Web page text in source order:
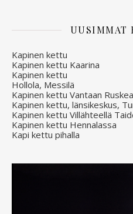
UUSIMMAT
Kapinen kettu
Kapinen kettu Kaarina
Kapinen kettu
Hollola, Messilä
Kapinen kettu Vantaan
Kapinen kettu, länsikeskus,
Kapinen kettu Villähteellä
Kapinen kettu Hennalassa
Kapi kettu pihalla